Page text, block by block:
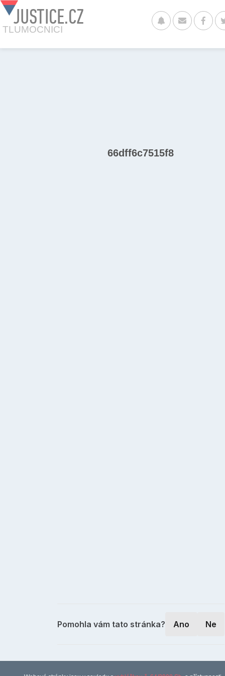
JUSTICE.CZ
TLUMOCNICI
66dff6c7515f8
Pomohla vám tato stránka? Ano Ne